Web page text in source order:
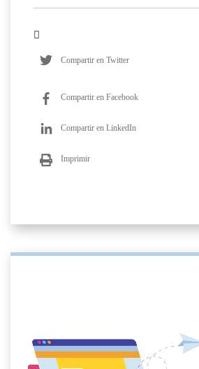
Compartir en Twitter
Compartir en Facebook
Compartir en LinkedIn
Imprimir